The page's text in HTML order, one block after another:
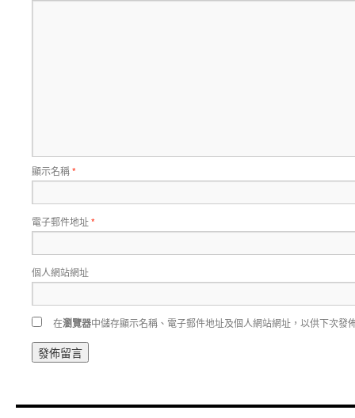
顯示名稱*
電子郵件地址*
個人網站網址
在瀏覽器中儲存顯示名稱、電子郵件地址及個人網站網址，以供下次發